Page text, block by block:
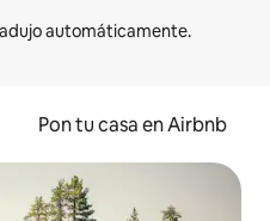
Pon tu casa en Airbnb